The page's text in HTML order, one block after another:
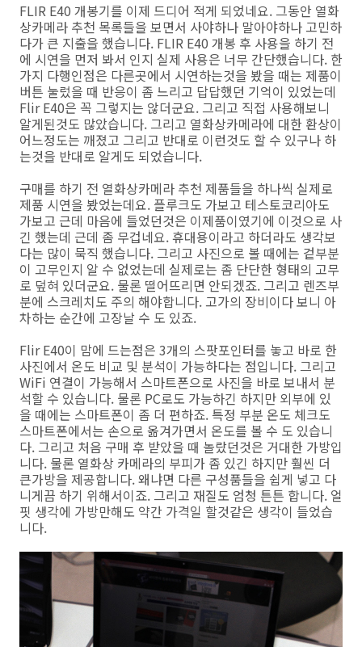
FLIR E40 개봉기를 이제 드디어 적게 되었네요. 그동안 열화
상카메라 추천 목록들을 보면서 사야하나 말아야하나 고민하
다가 큰 지출을 했습니다. FLIR E40 개봉 후 사용을 하기 전
에 시연을 먼저 봐서 인지 실제 사용은 너무 간단했습니다. 한
가지 다행인점은 다른곳에서 시연하는것을 봤을 때는 제품이
버튼 눌렀을 때 반응이 좀 느리고 답답했던 기억이 있었는데
Flir E40은 꼭 그렇지는 않더군요. 그리고 직접 사용해보니
알게된것도 많았습니다. 그리고 열화상카메라에 대한 환상이
어느정도는 깨졌고 그리고 반대로 이런것도 할 수 있구나 하
는것을 반대로 알게도 되었습니다.
구매를 하기 전 열화상카메라 추천 제품들을 하나씩 실제로
제품 시연을 봤었는데요. 플루크도 가보고 테스토코리아도
가보고 근데 마음에 들었던것은 이제품이였기에 이것으로 사
긴 했는데 근데 좀 무겁네요. 휴대용이라고 하더라도 생각보
다는 많이 묵직 했습니다. 그리고 사진으로 볼 때에는 겉부분
이 고무인지 알 수 없었는데 실제로는 좀 단단한 형태의 고무
로 덮혀 있더군요. 물론 떨어뜨리면 안되겠죠. 그리고 렌즈부
분에 스크레치도 주의 해야합니다. 고가의 장비이다 보니 아
차하는 순간에 고장날 수 도 있죠.
Flir E40이 맘에 드는점은 3개의 스팟포인터를 놓고 바로 한
사진에서 온도 비교 및 분석이 가능하다는 점입니다. 그리고
WiFi 연결이 가능해서 스마트폰으로 사진을 바로 보내서 분
석할 수 있습니다. 물론 PC로도 가능하긴 하지만 외부에 있
을 때에는 스마트폰이 좀 더 편하죠. 특정 부분 온도 체크도
스마트폰에서는 손으로 옮겨가면서 온도를 볼 수 도 있습니
다. 그리고 처음 구매 후 받았을 때 놀랐던것은 거대한 가방입
니다. 물론 열화상 카메라의 부피가 좀 있긴 하지만 훨씬 더
큰가방을 제공합니다. 왜냐면 다른 구성품들을 쉽게 넣고 다
니게끔 하기 위해서이죠. 그리고 재질도 엄청 튼튼 합니다. 얼
핏 생각에 가방만해도 약간 가격일 할것같은 생각이 들었습
니다.